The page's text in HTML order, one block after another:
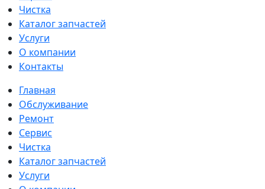
Чистка
Каталог запчастей
Услуги
О компании
Контакты
Главная
Обслуживание
Ремонт
Сервис
Чистка
Каталог запчастей
Услуги